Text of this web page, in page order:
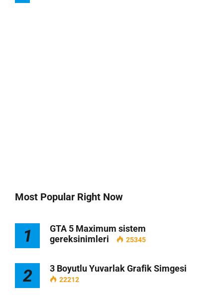
Most Popular Right Now
1
GTA 5 Maximum sistem
gereksinimleri
25345
2 3 Boyutlu Yuvarlak Grafik Simgesi
22212